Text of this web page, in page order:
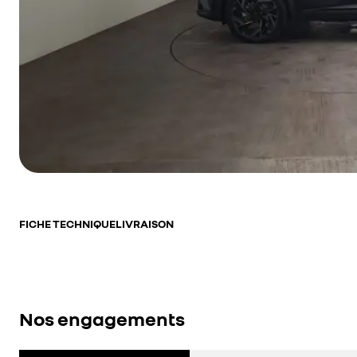
FICHE TECHNIQUELIVRAISON
Nos engagements